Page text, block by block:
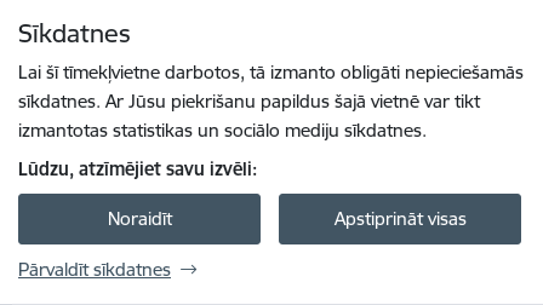
Sīkdatnes
Lai šī tīmekļvietne darbotos, tā izmanto obligāti nepieciešamās
sīkdatnes. Ar Jūsu piekrišanu papildus šajā vietnē var tikt
izmantotas statistikas un sociālo mediju sīkdatnes.
Lūdzu, atzīmējiet savu izvēli:
Noraidīt Apstiprināt visas
Pārvaldīt sīkdatnes